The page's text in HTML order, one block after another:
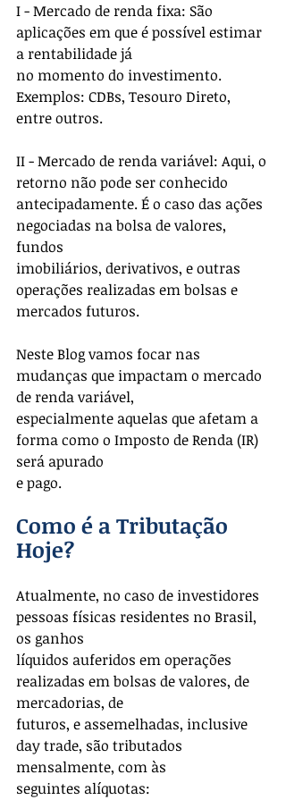
I - Mercado de renda fixa: São
aplicações em que é possível estimar
a rentabilidade já
no momento do investimento.
Exemplos: CDBs, Tesouro Direto,
entre outros.
II - Mercado de renda variável: Aqui, o
retorno não pode ser conhecido
antecipadamente. É o caso das ações
negociadas na bolsa de valores,
fundos
imobiliários, derivativos, e outras
operações realizadas em bolsas e
mercados futuros.
Neste Blog vamos focar nas
mudanças que impactam o mercado
de renda variável,
especialmente aquelas que afetam a
forma como o Imposto de Renda (IR)
será apurado
e pago.
Como é a Tributação
Hoje?
Atualmente, no caso de investidores
pessoas físicas residentes no Brasil,
os ganhos
líquidos auferidos em operações
realizadas em bolsas de valores, de
mercadorias, de
futuros, e assemelhadas, inclusive
day trade, são tributados
mensalmente, com às
seguintes alíquotas: